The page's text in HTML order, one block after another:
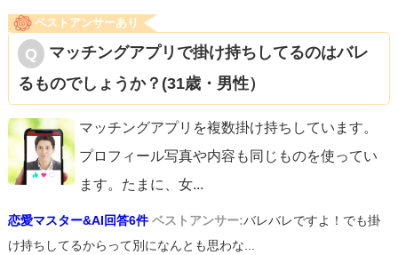
ベストアンサーあり
マッチングアプリで掛け持ちしてるのはバレ
るものでしょうか？(31歳・男性）
マッチングアプリを複数掛け持ちしています。
プロフィール写真や内容も同じものを使ってい
ます。たまに、女...
恋愛マスター&AI回答6件 ベストアンサー:バレバレですよ！でも掛
け持ちしてるからって別になんとも思わな...